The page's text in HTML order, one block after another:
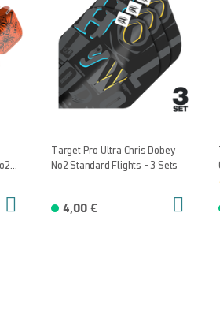
Target Pro Ultra Chris Dobey
No2 Standard Flights - 3 Sets
4,00 €